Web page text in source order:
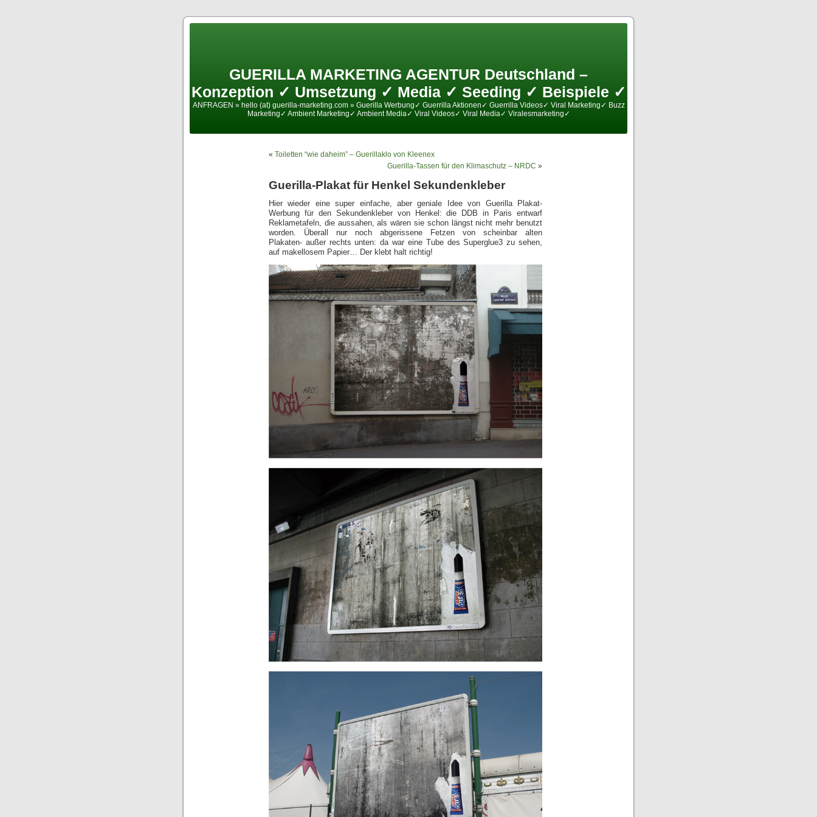
GUERILLA MARKETING AGENTUR Deutschland –
Konzeption ✓ Umsetzung ✓ Media ✓ Seeding ✓ Beispiele ✓
ANFRAGEN » hello (at) guerilla-marketing.com » Guerilla Werbung✓ Guerrilla Aktionen✓ Guerrilla Videos✓ Viral Marketing✓ Buzz
Marketing✓ Ambient Marketing✓ Ambient Media✓ Viral Videos✓ Viral Media✓ Viralesmarketing✓
« Toiletten “wie daheim” – Guerillaklo von Kleenex
Guerilla-Tassen für den Klimaschutz – NRDC »
Guerilla-Plakat für Henkel Sekundenkleber
Hier wieder eine super einfache, aber geniale Idee von Guerilla Plakat-
Werbung für den Sekundenkleber von Henkel: die DDB in Paris entwarf
Reklametafeln, die aussahen, als wären sie schon längst nicht mehr benutzt
worden. Überall nur noch abgerissene Fetzen von scheinbar alten
Plakaten- außer rechts unten: da war eine Tube des Superglue3 zu sehen,
auf makellosem Papier… Der klebt halt richtig!